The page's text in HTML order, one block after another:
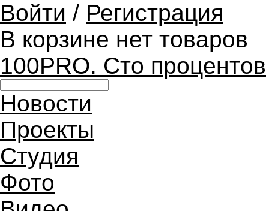
Войти / Регистрация
В корзине нет товаров
100PRO. Сто процентов
Новости
Проекты
Студия
Фото